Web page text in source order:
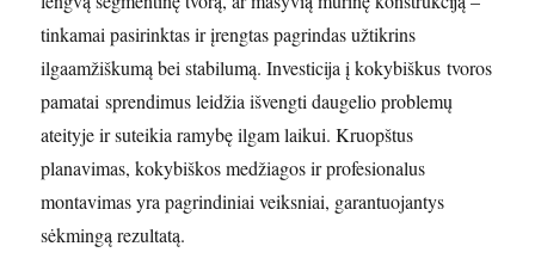
tinkamai pasirinktas ir įrengtas pagrindas užtikrins
ilgaamžiškumą bei stabilumą. Investicija į kokybiškus tvoros
pamatai sprendimus leidžia išvengti daugelio problemų
ateityje ir suteikia ramybę ilgam laikui. Kruopštus
planavimas, kokybiškos medžiagos ir profesionalus
montavimas yra pagrindiniai veiksniai, garantuojantys
sėkmingą rezultatą.